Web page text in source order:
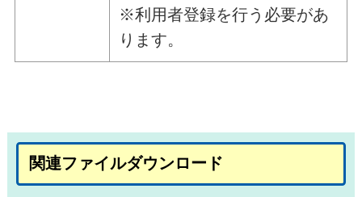
※利用者登録を行う必要があ
ります。
関連ファイルダウンロード